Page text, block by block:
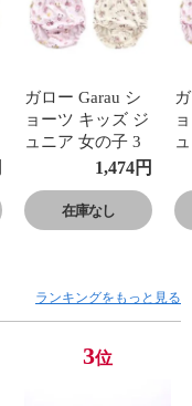
ガロー Garau シ
ョーツ キッズ ジ
ュニア 女の子 3
枚セット もちも
140 150
1,474円
在庫なし
ランキングをもっと見る
3位